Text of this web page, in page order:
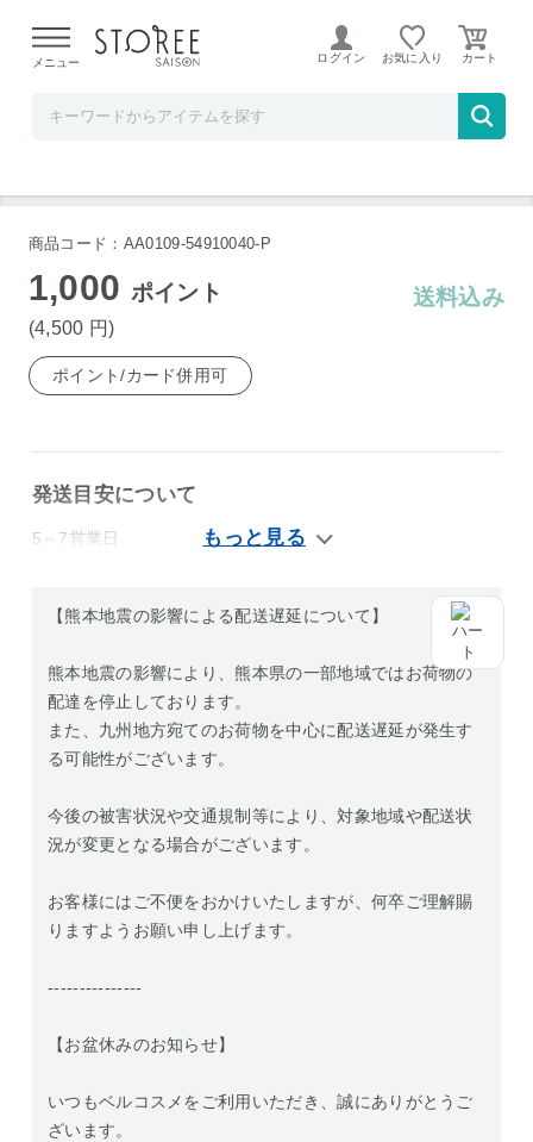
よる配送遅延が発生しております。
メニュー ログイン お気に入り
タルゴ スパ ラグーン バス 25g×6
商品コード：AA0109-54910040-P
1,000 ポイント
(4,500 円)
送料込み
ポイント/カード併用可
発送目安について
5～7営業日
【熊本地震の影響による配送遅延について】
熊本地震の影響により、熊本県の一部地域ではお荷物の
配達を停止しております。
また、九州地方宛てのお荷物を中心に配送遅延が発生す
る可能性がございます。
今後の被害状況や交通規制等により、対象地域や配送状
況が変更となる場合がございます。
お客様にはご不便をおかけいたしますが、何卒ご理解賜
りますようお願い申し上げます。
---------------
【お盆休みのお知らせ】
いつもベルコスメをご利用いただき、誠にありがとうご
ざいます。